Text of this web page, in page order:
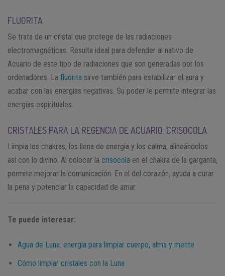
FLUORITA
Se trata de un cristal que protege de las radiaciones
electromagnéticas. Resulta ideal para defender al nativo de
Acuario de este tipo de radiaciones que son generadas por los
ordenadores. La fluorita sirve también para estabilizar el aura y
acabar con las energías negativas. Su poder le permite integrar las
energías espirituales.
CRISTALES PARA LA REGENCIA DE ACUARIO: CRISOCOLA
Limpia los chakras, los llena de energía y los calma, alineándolos
así con lo divino. Al colocar la crisocola en el chakra de la garganta,
permite mejorar la comunicación. En el del corazón, ayuda a curar
la pena y potenciar la capacidad de amar.
Te puede interesar:
Agua de Luna: energía para limpiar cuerpo, alma y mente
Cómo limpiar cristales con la Luna